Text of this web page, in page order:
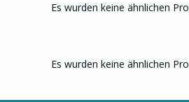
Es wurden keine ähnlichen
Es wurden keine ähnlichen